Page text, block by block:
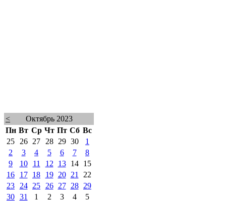
<
Октябрь 2023
Пн Вт Ср Чт Пт Сб Вс
25
26 27 28 29 30
1
2
3 4 5 6 7
8
9
10 11 12 13 14
15
16
17 18 19 20 21
22
23
24 25 26 27 28
29
30 31 1 2 3 4 5